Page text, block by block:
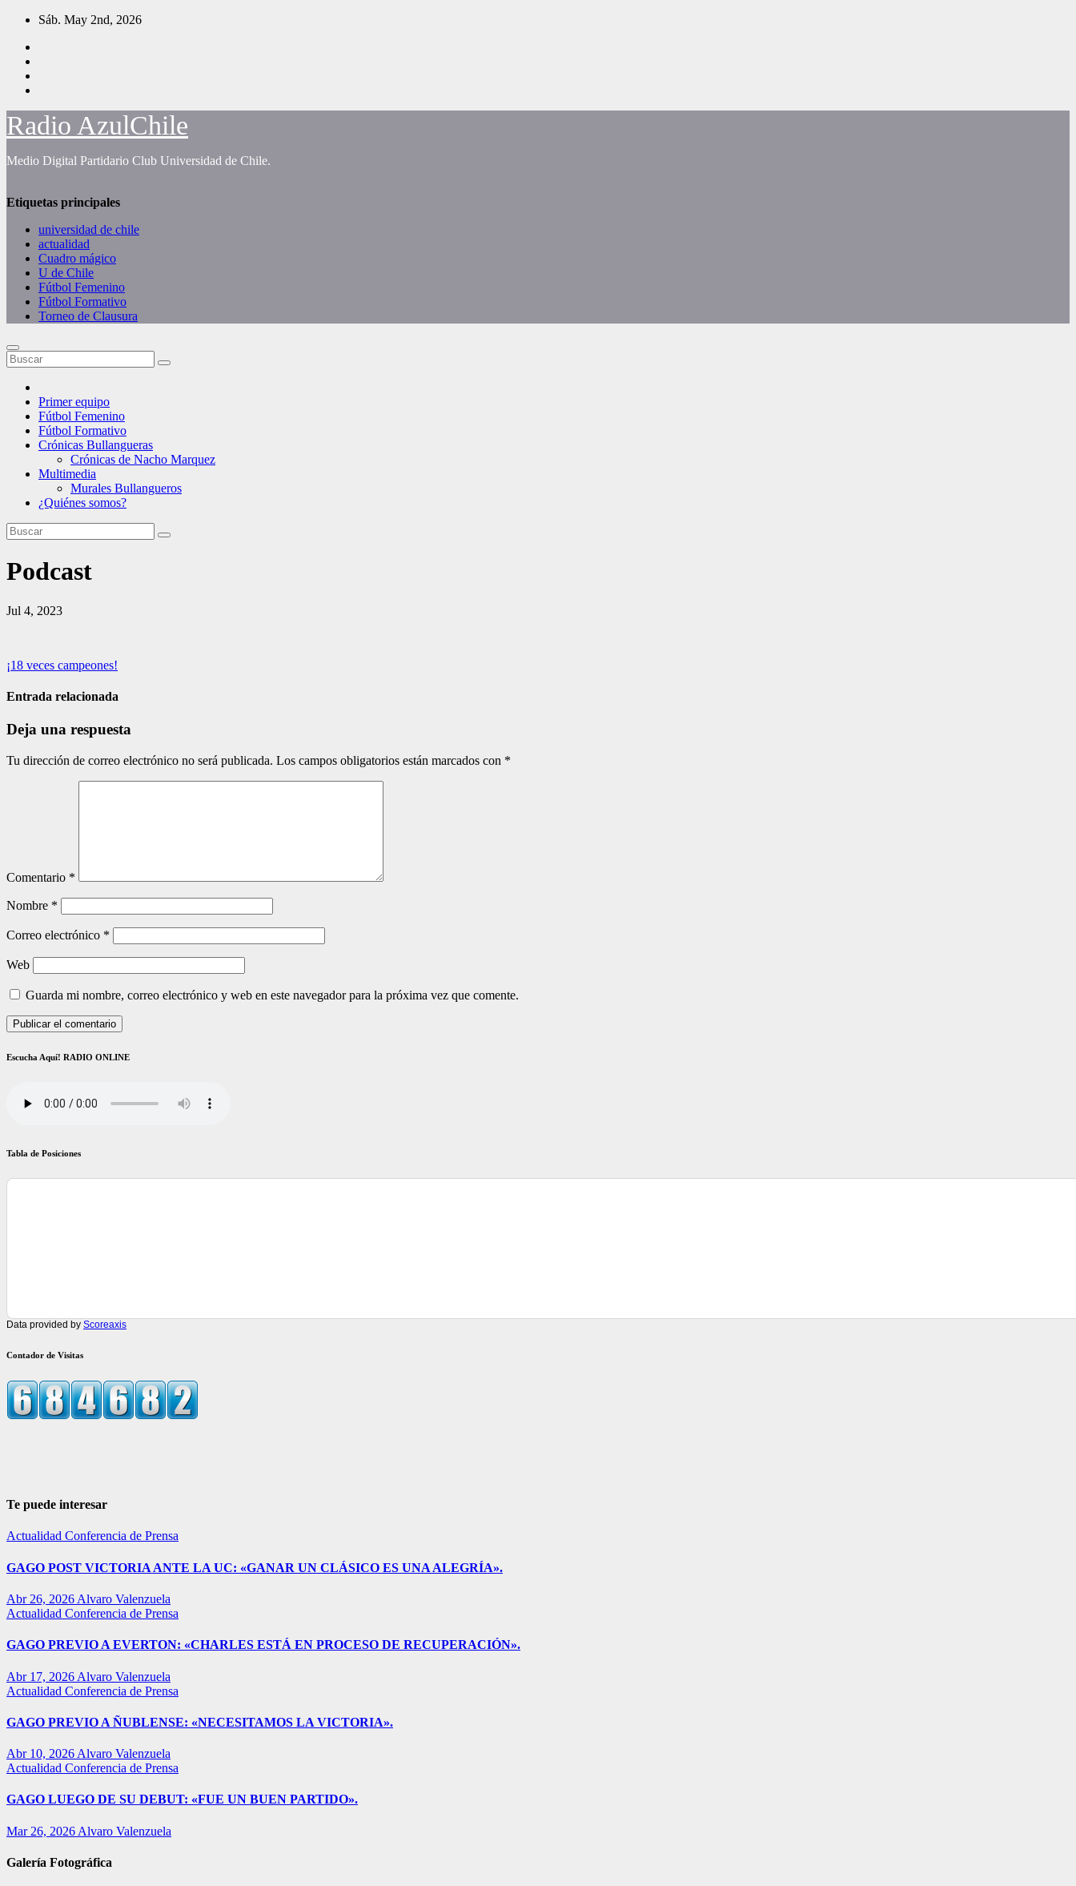
Saltar
contenido
Sáb. May 2nd, 2026
Radio AzulChile
Medio Digital Partidario Club Universidad de Chile.
Etiquetas principales
universidad de chile
actualidad
Cuadro mágico
U de Chile
Fútbol Femenino
Fútbol Formativo
Torneo de Clausura
Primer equipo
Fútbol Femenino
Fútbol Formativo
Crónicas Bullangueras
Crónicas de Nacho Marquez
Multimedia
Murales Bullangueros
¿Quiénes somos?
Podcast
Jul 4, 2023
Navegación
de
¡18 veces campeones!
Entrada relacionada
Deja una respuesta
Tu dirección de correo electrónico no será publicada. Los campos obligatorios están marcados con *
Comentario *
Nombre *
Correo electrónico *
Web
Guarda mi nombre, correo electrónico y web en este navegador para la próxima vez que comente.
Escucha Aquí! RADIO ONLINE
Tabla de Posiciones
Data provided by Scoreaxis
Contador de Visitas
Te puede interesar
Actualidad Conferencia de Prensa
GAGO POST VICTORIA ANTE LA UC: «GANAR UN CLÁSICO ES UNA ALEGRÍA».
Abr 26, 2026 Alvaro Valenzuela
Actualidad Conferencia de Prensa
GAGO PREVIO A EVERTON: «CHARLES ESTÁ EN PROCESO DE RECUPERACIÓN».
Abr 17, 2026 Alvaro Valenzuela
Actualidad Conferencia de Prensa
GAGO PREVIO A ÑUBLENSE: «NECESITAMOS LA VICTORIA».
Abr 10, 2026 Alvaro Valenzuela
Actualidad Conferencia de Prensa
GAGO LUEGO DE SU DEBUT: «FUE UN BUEN PARTIDO».
Mar 26, 2026 Alvaro Valenzuela
Galería Fotográfica